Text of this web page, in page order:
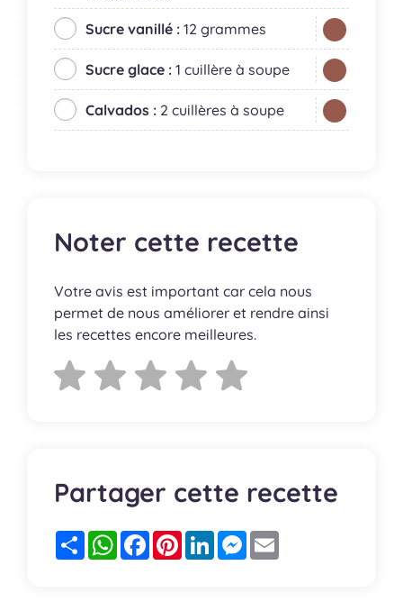
Sucre vanillé : 12 grammes
Sucre glace : 1 cuillère à soupe
Calvados : 2 cuillères à soupe
Noter cette recette
Votre avis est important car cela nous
permet de nous améliorer et rendre ainsi
les recettes encore meilleures.
Partager cette recette
PartagerWhatsApp
FacebookPinterestLinkedInMessenger